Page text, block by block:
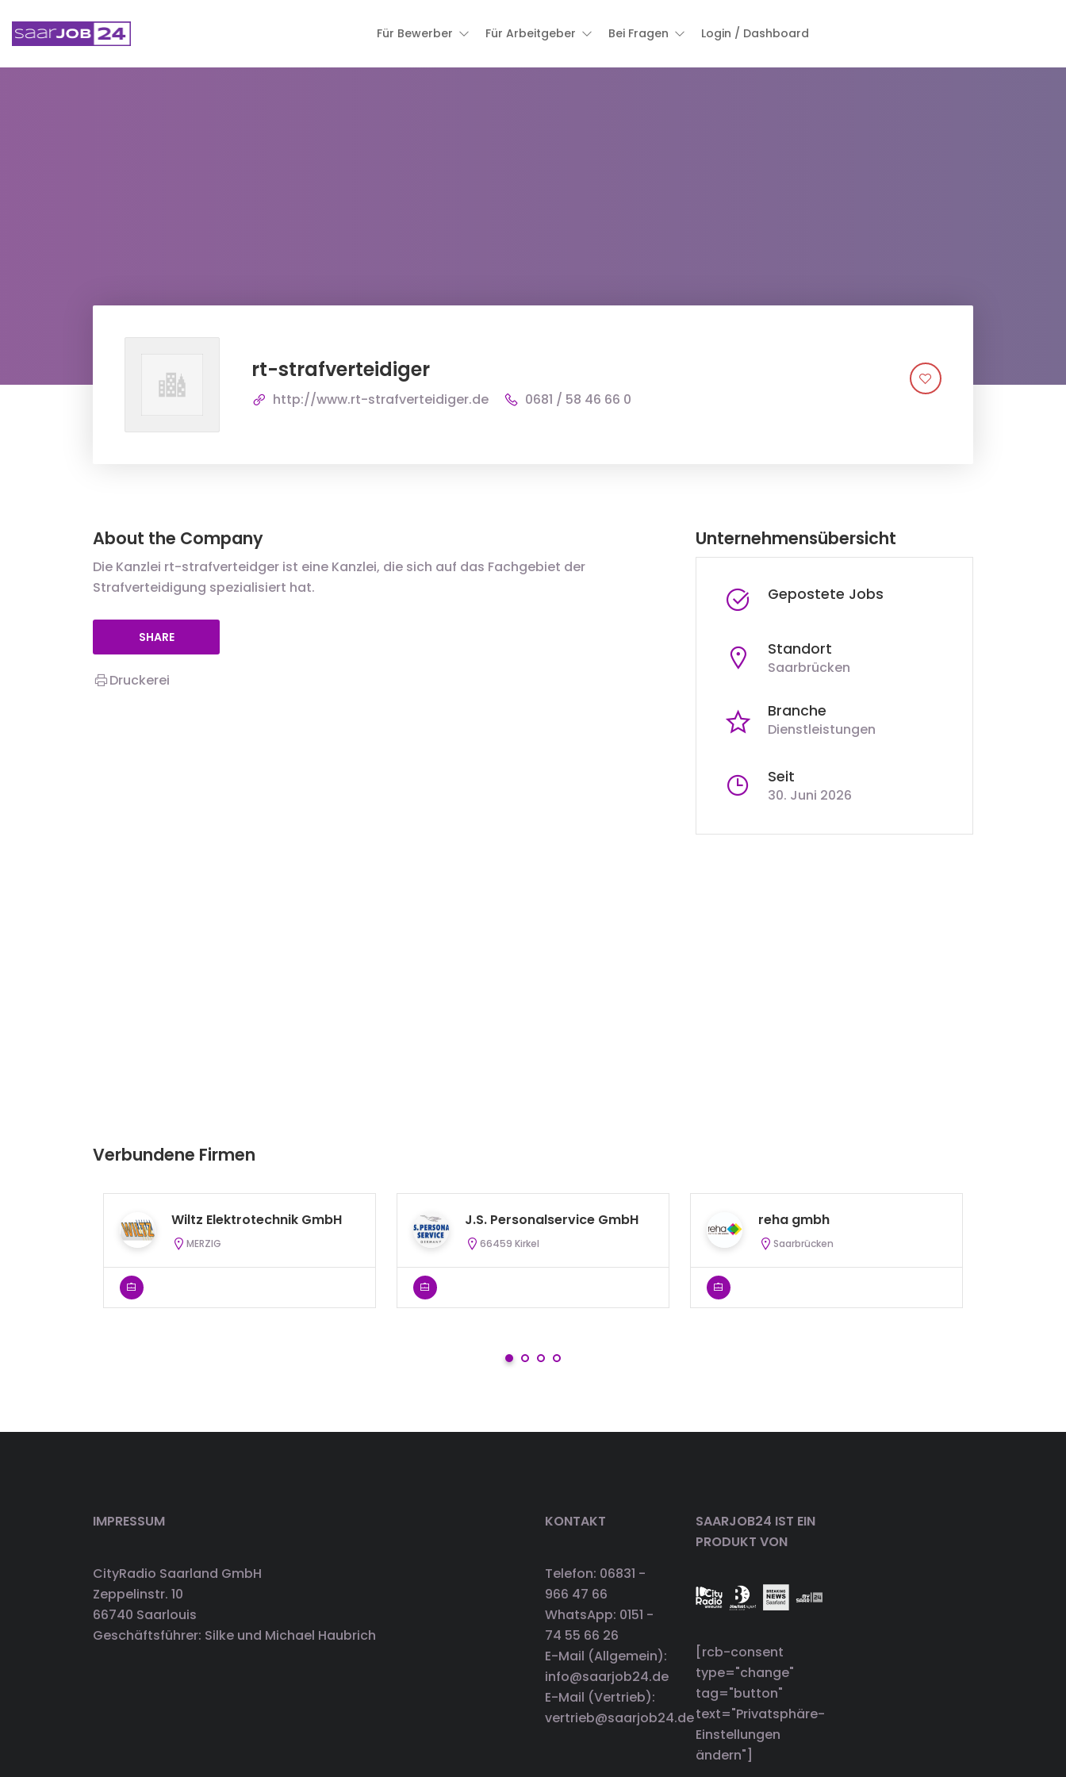
Für Bewerber Für Arbeitgeber Bei Fragen Login / Dashboard
rt-strafverteidiger
http://www.rt-strafverteidiger.de 0681 / 58 46 66 0
About the Company
Die Kanzlei rt-strafverteidger ist eine Kanzlei, die sich auf das Fachgebiet der
Strafverteidigung spezialisiert hat.
SHARE
Druckerei
Unternehmensübersicht
Gepostete Jobs
Standort
Saarbrücken
Branche
Dienstleistungen
Seit
30. Juni 2026
Verbundene Firmen
Wiltz Elektrotechnik GmbH
MERZIG
J.S. Personalservice GmbH
66459 Kirkel
reha gmbh
Saarbrücken
IMPRESSUM
CityRadio Saarland GmbH
Zeppelinstr. 10
66740 Saarlouis
Geschäftsführer: Silke und Michael Haubrich
KONTAKT
Telefon: 06831 -
966 47 66
WhatsApp: 0151 -
74 55 66 26
E-Mail (Allgemein):
info@saarjob24.de
E-Mail (Vertrieb):
vertrieb@saarjob24.de
SAARJOB24 IST EIN
PRODUKT VON
[rcb-consent
type="change"
tag="button"
text="Privatsphäre-
Einstellungen
ändern"]